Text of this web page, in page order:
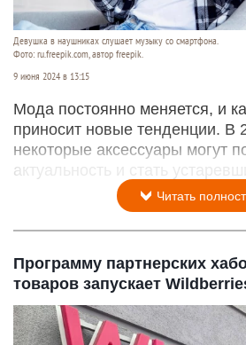
Девушка в наушниках слушает музыку со смартфона.
Фото: ru.freepik.com, автор freepik.
9 июня 2024 в 13:15
Мода постоянно меняется, и
приносит новые тенденции. В
некоторые аксессуары могут
актуальность и стать
Читать
Программу партнерских
товаров запускает